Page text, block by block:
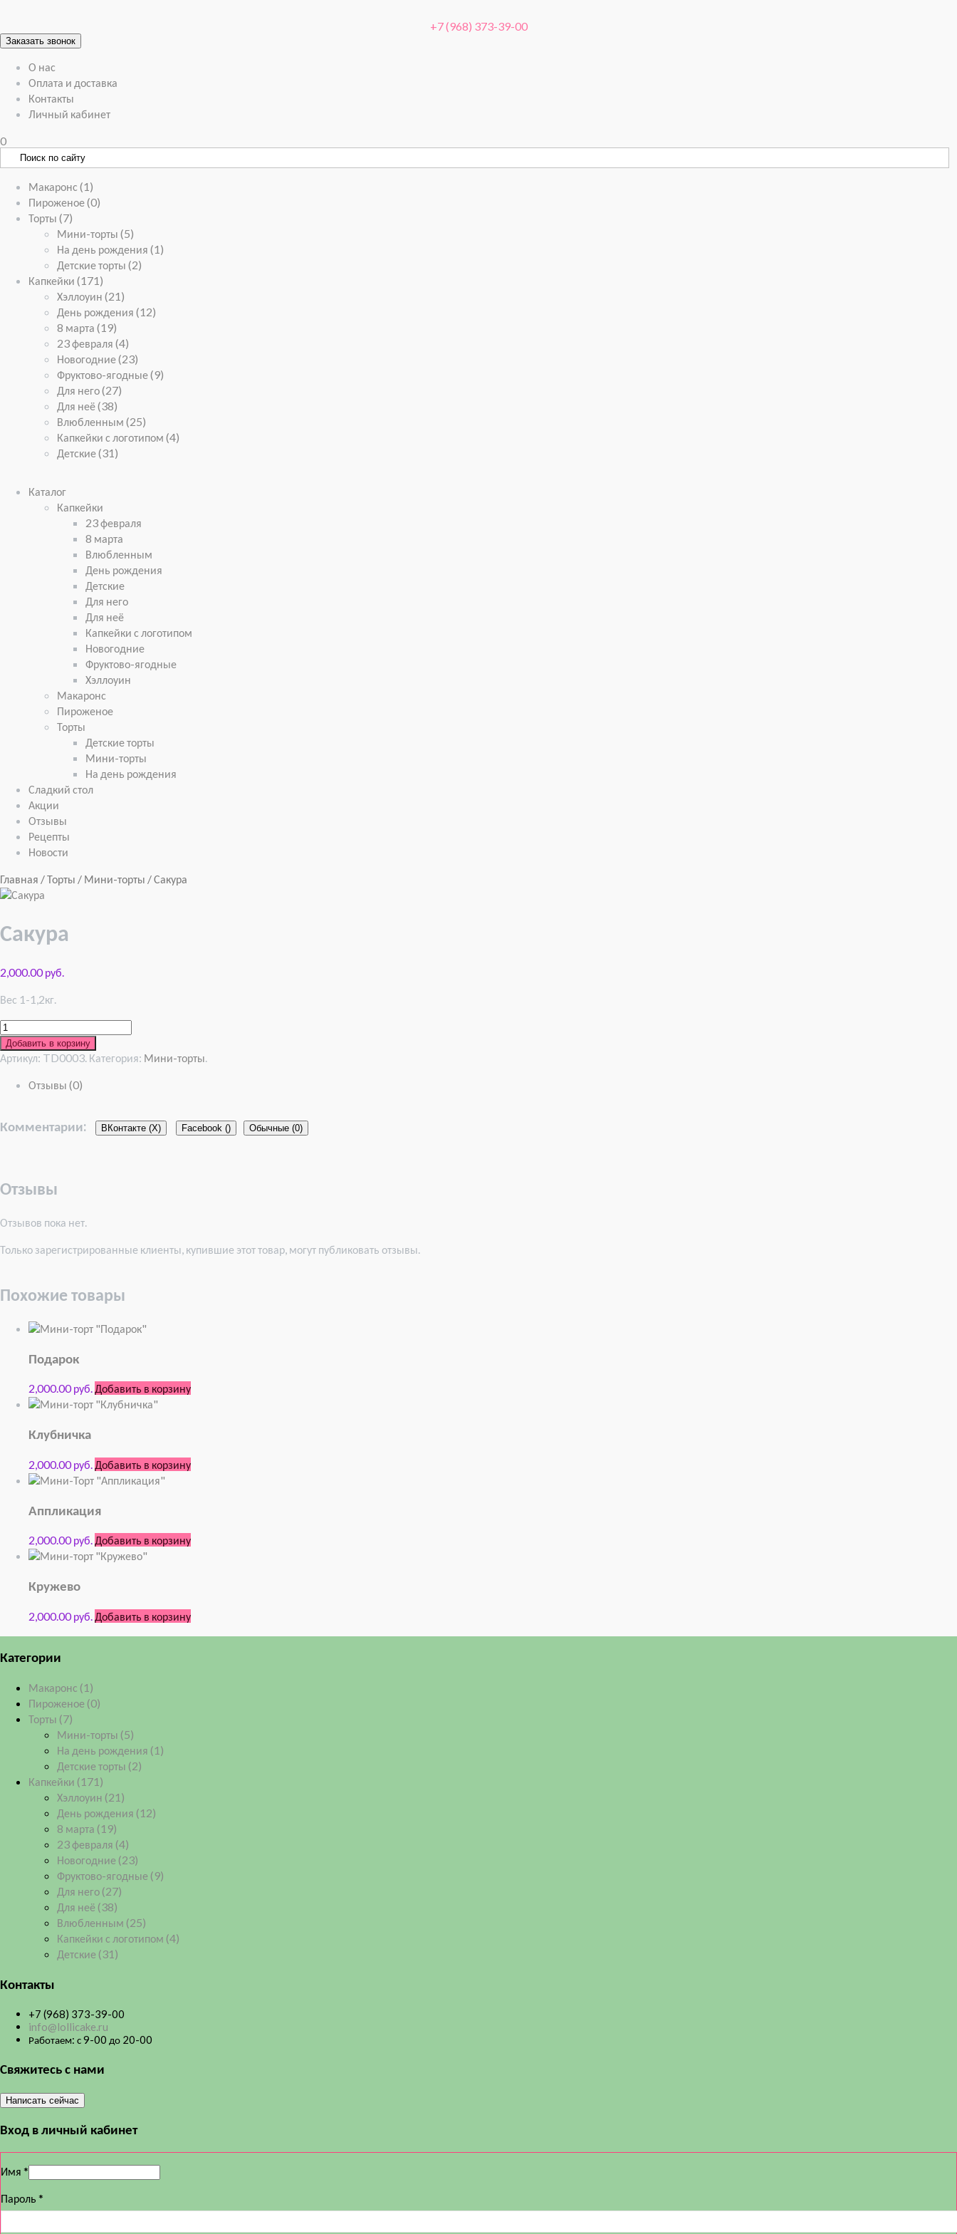
+7 (968) 373-39-00
Заказать звонок
О нас
Оплата и доставка
Контакты
Личный кабинет
0
Макаронс(1)
Пироженое(0)
Торты (7)
Мини-торты (5)
На день рождения (1)
Детские торты (2)
Капкейки (171)
Хэллоуин (21)
День рождения (12)
8 марта (19)
23 февраля (4)
Новогодние(23)
Фруктово-ягодные(9)
Для него(27)
Для неё(38)
Влюбленным (25)
Капкейки с логотипом (4)
Детские(31)
Каталог
Капкейки
23 февраля
8 марта
Влюбленным
День рождения
Детские
Для него
Для неё
Капкейки с логотипом
Новогодние
Фруктово-ягодные
Хэллоуин
Макаронс
Пироженое
Торты
Детские торты
Мини-торты
На день рождения
Сладкий стол
Акции
Отзывы
Рецепты
Новости
Главная /Торты / Мини-торты / Сакура
Сакура
2,000.00 руб.
Вес 1-1,2кг.
Добавить в корзину
Артикул: TD0003. Категория: Мини-торты.
Отзывы (0)
Комментарии: ВКонтакте (X) Facebook () Обычные (0)
Отзывы
Отзывов пока нет.
Только зарегистрированные клиенты, купившие этот товар, могут публиковать отзывы.
Похожие товары
Подарок
2,000.00 руб. Добавить в корзину
Клубничка
2,000.00 руб. Добавить в корзину
Аппликация
2,000.00 руб. Добавить в корзину
Кружево
2,000.00 руб. Добавить в корзину
Категории
Макаронс (1)
Пироженое (0)
Торты (7)
Мини-торты (5)
На день рождения (1)
Детские торты (2)
Капкейки (171)
Хэллоуин (21)
День рождения (12)
8 марта (19)
23 февраля (4)
Новогодние (23)
Фруктово-ягодные (9)
Для него (27)
Для неё (38)
Влюбленным (25)
Капкейки с логотипом (4)
Детские (31)
Контакты
+7 (968) 373-39-00
info@lollicake.ru
Работаем: с 9-00 до 20-00
Свяжитесь с нами
Написать сейчас
Вход в личный кабинет
Имя *
Пароль *